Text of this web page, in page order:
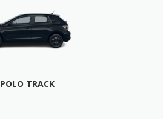
POLO TRACK